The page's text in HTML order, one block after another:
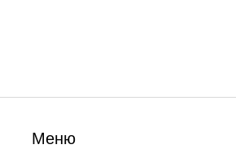
Меню